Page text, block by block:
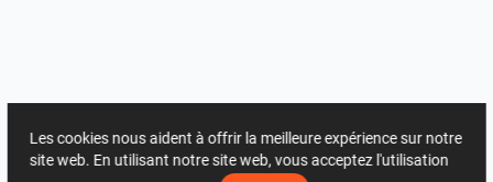
Les cookies nous aident à offrir la meilleure expérience sur notre
site web. En utilisant notre site web, vous acceptez l'utilisation